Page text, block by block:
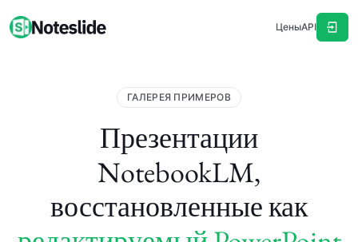
ЦеныAPI
ГАЛЕРЕЯ ПРИМЕРОВ
Презентации
NotebookLM,
восстановленные как